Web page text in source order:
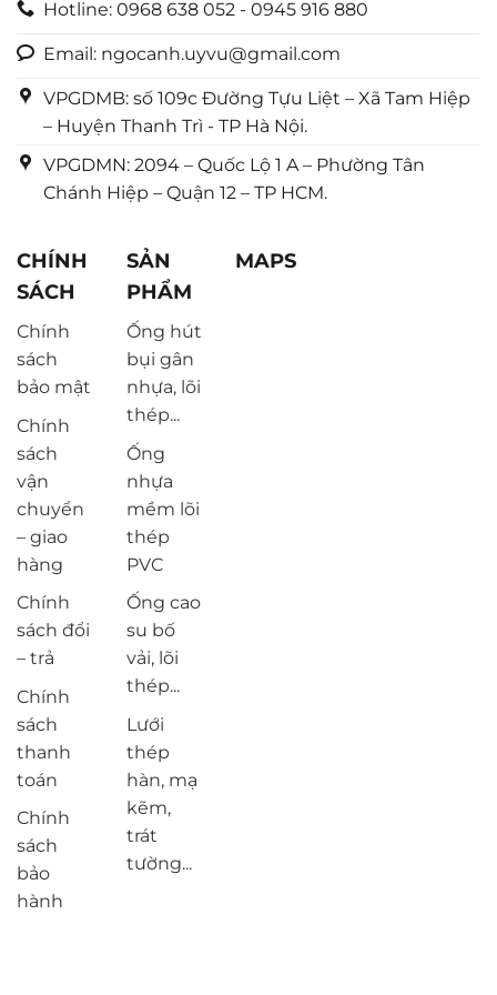
Hotline: 0968 638 052 - 0945 916 880
Email: ngocanh.uyvu@gmail.com
VPGDMB: số 109c Đường Tựu Liệt – Xã Tam Hiệp
– Huyện Thanh Trì - TP Hà Nội.
VPGDMN: 2094 – Quốc Lộ 1 A – Phường Tân
Chánh Hiệp – Quận 12 – TP HCM.
CHÍNH
SÁCH
Chính
sách
bảo mật
Chính
sách
vận
chuyển
– giao
hàng
Chính
sách đổi
– trả
Chính
sách
thanh
toán
Chính
sách
bảo
hành
SẢN
PHẨM
Ống hút
bụi gân
nhựa, lõi
thép...
Ống
nhựa
mềm lõi
thép
PVC
Ống cao
su bố
vải, lõi
thép...
Lưới
thép
hàn, mạ
kẽm,
trát
tường...
MAPS